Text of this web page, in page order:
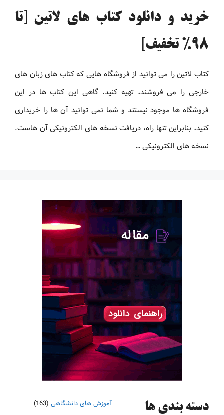
خرید و دانلود کتاب های لاتین [تا
98% تخفیف]
کتاب لاتین را می توانید از فروشگاه هایی که کتاب های زبان های
خارجی را می فروشند، تهیه کنید. گاهی این کتاب ها در این
فروشگاه ها موجود نیستند و شما نمی توانید آن ها را خریداری
کنید، بنابراین تنها راه، دریافت نسخه های الکترونیکی آن هاست.
نسخه های الکترونیکی …
دسته‌ بندی ها آموزش های دانشگاهی (163)